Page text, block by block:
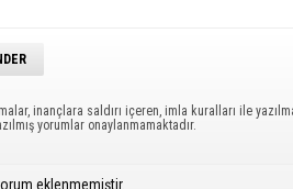
inançlara saldırı içeren, imla kuralları ile
yorumlar onaylanmamaktadır.
eklenmemiştir.